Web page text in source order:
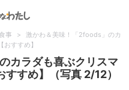
事 >
激かわ＆美味！「2foods」のカ
すすめ】
カラダも喜ぶクリスマ
すめ】（写真 2/12）